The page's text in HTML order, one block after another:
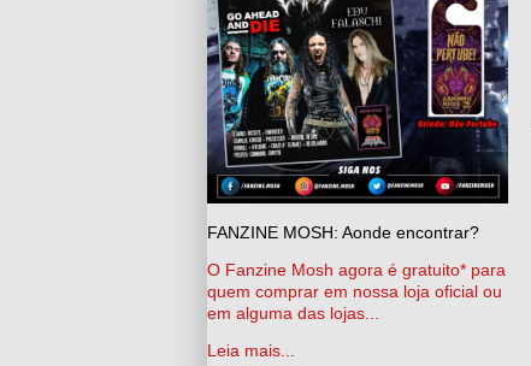
FANZINE MOSH: Aonde encontrar?
O Fanzine Mosh agora é gratuito* para
quem comprar em nossa loja oficial ou
em alguma das lojas...
Leia mais...